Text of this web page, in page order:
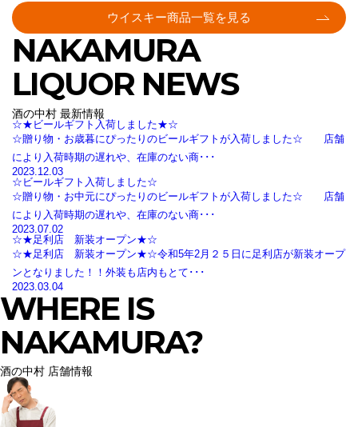
ウイスキー商品一覧を見る
NAKAMURA
LIQUOR NEWS
酒の中村 最新情報
☆★ビールギフト入荷しました★☆
☆贈り物・お歳暮にぴったりのビールギフトが入荷しました☆ 店舗
により入荷時期の遅れや、在庫のない商･･･
2023.12.03
☆ビールギフト入荷しました☆
☆贈り物・お中元にぴったりのビールギフトが入荷しました☆ 店舗
により入荷時期の遅れや、在庫のない商･･･
2023.07.02
☆★足利店 新装オープン★☆
☆★足利店 新装オープン★☆令和5年2月２５日に足利店が新装オープ
ンとなりました！！外装も店内もとて･･･
2023.03.04
WHERE IS
NAKAMURA?
酒の中村 店舗情報